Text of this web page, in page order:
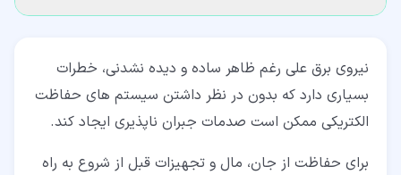
۲‏- خطرات برق
۳‏- اصول حفاظت الکتریکی
۴‏- انواع حفاظت الکتریکی
نیروی برق علی رغم ظاهر ساده و دیده نشدنی، خطرات
بسیاری دارد که بدون در نظر داشتن سیستم های حفاظت
الکتریکی ممکن است صدمات جبران ناپذیری ایجاد کند.
برای حفاظت از جان، مال و تجهیزات قبل از شروع به راه